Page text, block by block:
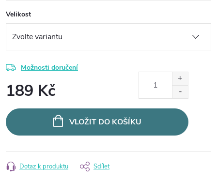
Velikost
Možnosti doručení
189 Kč
cena:
VLOŽIT DO KOŠÍKU
Dotaz k produktu Sdílet